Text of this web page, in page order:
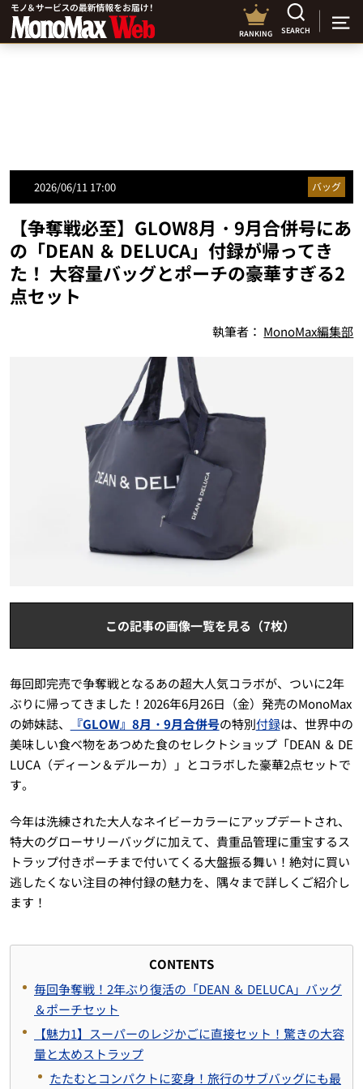
RANKING SEARCH
2026/06/11 17:00 バッグ
【争奪戦必至】GLOW8月・9月合併号にあ
の「DEAN ＆ DELUCA」付録が帰ってき
た！ 大容量バッグとポーチの豪華すぎる2
点セット
執筆者： MonoMax編集部
この記事の画像一覧を見る（7枚）
毎回即完売で争奪戦となるあの超大人気コラボが、ついに2年
ぶりに帰ってきました！2026年6月26日（金）発売のMonoMax
の姉妹誌、
『GLOW』8月・9月合併号の特別付録は、世界中の
美味しい食べ物をあつめた食のセレクトショップ「DEAN ＆ DE
LUCA（ディーン＆デルーカ）」とコラボした豪華2点セットで
す。
今年は洗練された大人なネイビーカラーにアップデートされ、
特大のグローサリーバッグに加えて、貴重品管理に重宝するス
トラップ付きポーチまで付いてくる大盤振る舞い！絶対に買い
逃したくない注目の神付録の魅力を、隅々まで詳しくご紹介し
ます！
CONTENTS
毎回争奪戦！2年ぶり復活の「DEAN ＆ DELUCA」バッグ
＆ポーチセット
【魅力1】スーパーのレジかごに直接セット！驚きの大容
量と太めストラップ
たたむとコンパクトに変身！旅行のサブバッグにも最